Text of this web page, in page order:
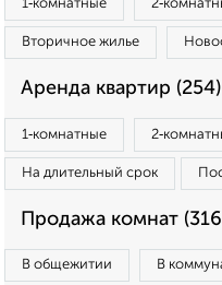
1‑комнатные
Вторичное жилье
Аренда квартир (254)
1‑комнатные
На длительный срок
Продажа комнат
В общежитии В